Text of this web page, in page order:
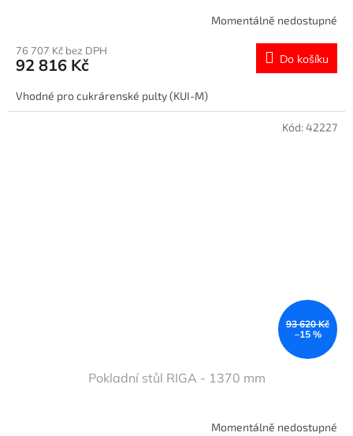
Momentálně nedostupné
76 707 Kč bez DPH
92 816 Kč Do košíku
Vhodné pro cukrárenské pulty (KUI-M)
93 620 Kč
–15 %
Pokladní stůl RIGA - 1370 mm
Momentálně nedostupné
Kód:42227